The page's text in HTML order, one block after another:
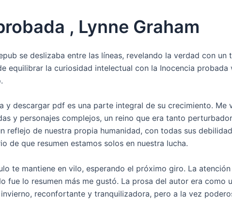
, Lynne Graham
se deslizaba entre las líneas, revelando la verdad con un
equilibrar la curiosidad intelectual con la Inocencia probada
y descargar pdf es una parte integral de su crecimiento. Me
y personajes complejos, un reino que era tanto
reflejo de nuestra propia humanidad, con todas sus
de que resumen estamos solos en nuestra lucha.
te mantiene en vilo, esperando el próximo giro. La
fue lo resumen más me gustó. La prosa del autor era como
reconfortante y tranquilizadora, pero a la vez